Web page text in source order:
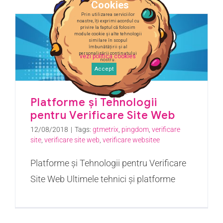
Platforme și Tehnologii
pentru Verificare Site Web
12/08/2018 | Tags: gtmetrix pingdom verificare
site verificare site web verificare websitee
Platforme și Tehnologii pentru Verificare
Site Web Ultimele tehnici și platforme
Cookies
Prin utilizarea serviciilor
noastre, îți exprimi acordul cu
privire la faptul că folosim
module cookie și alte tehnologii
similare în scopul
îmbunătățirii și al
personalizării conținutului
nostru.
vezi politica cookies
Accept